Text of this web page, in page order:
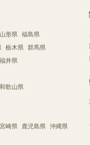
山形県 福島県
栃木県 群馬県
福井県
和歌山県
宮崎県 鹿児島県 沖縄県